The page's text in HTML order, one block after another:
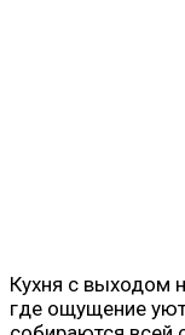
Кухня с выходом
где ощущение